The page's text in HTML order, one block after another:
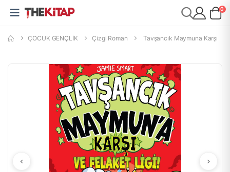
0
ÇOCUK GENÇLİK Çizgi Roman Tavşancık Maymuna Karşı